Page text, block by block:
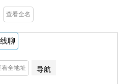
查看全名
聊
看全地址 导航